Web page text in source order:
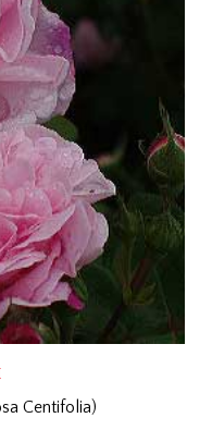
Centifolia)